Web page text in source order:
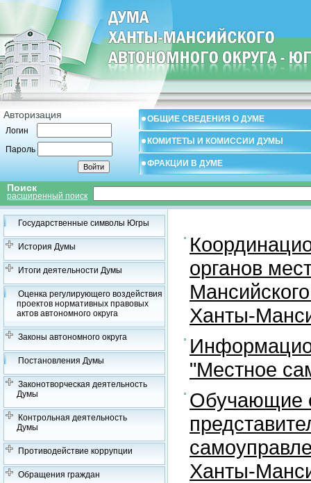
Авторизация
Логин
Пароль
ОБЩИЕ СВЕДЕНИЯ О ДУМЕ
КОМИТЕТЫ И КОМИССИИ ДУМЫ
ФРАКЦИИ В ДУМЕ
Поиск
расширенный поиск
Государственные символы Югры
История Думы
Итоги деятельности Думы
Оценка регулирующего воздействия
проектов нормативных правовых
актов автономного округа
Законы автономного округа
Постановления Думы
Законотворческая деятельность
Думы
Контрольная деятельность
Думы
Противодействие коррупции
Обращения граждан
органов
Ханты-
"Местное
Обучающие
Ханты-